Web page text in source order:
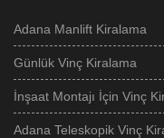
Adana Manlift Kiralama
Günlük Vinç Kiralama
İnşaat Montajı İçin Vinç
Adana Teleskopik Vinç